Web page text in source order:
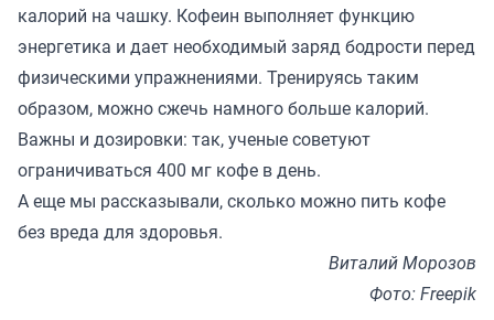
калорий на чашку. Кофеин выполняет функцию
энергетика и дает необходимый заряд бодрости перед
физическими упражнениями. Тренируясь таким
образом, можно сжечь намного больше калорий.
Важны и дозировки: так, ученые советуют
ограничиваться 400 мг кофе в день.
А еще мы рассказывали, сколько можно пить кофе
без вреда для здоровья.
Виталий Морозов
Фото: Freepik